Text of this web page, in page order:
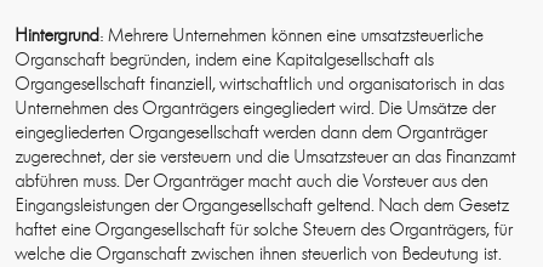
Hintergrund: Mehrere Unternehmen können eine umsatzsteuerliche
Organschaft begründen, indem eine Kapitalgesellschaft als
Organgesellschaft finanziell, wirtschaftlich und organisatorisch in das
Unternehmen des Organträgers eingegliedert wird. Die Umsätze der
eingegliederten Organgesellschaft werden dann dem Organträger
zugerechnet, der sie versteuern und die Umsatzsteuer an das Finanzamt
abführen muss. Der Organträger macht auch die Vorsteuer aus den
Eingangsleistungen der Organgesellschaft geltend. Nach dem Gesetz
haftet eine Organgesellschaft für solche Steuern des Organträgers, für
welche die Organschaft zwischen ihnen steuerlich von Bedeutung ist.